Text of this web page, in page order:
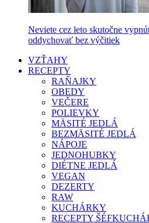
Neviete cez leto skutočne
oddychovať bez výčitiek
VZŤAHY
RECEPTY
RAŇAJKY
OBEDY
VEČERE
POLIEVKY
MÄSITÉ JEDLÁ
BEZMÄSITÉ JEDLÁ
NÁPOJE
JEDNOHUBKY
DIÉTNE JEDLÁ
VEGAN
DEZERTY
RAW
KUCHÁRKY
RECEPTY